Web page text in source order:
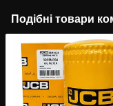
Подібні товари